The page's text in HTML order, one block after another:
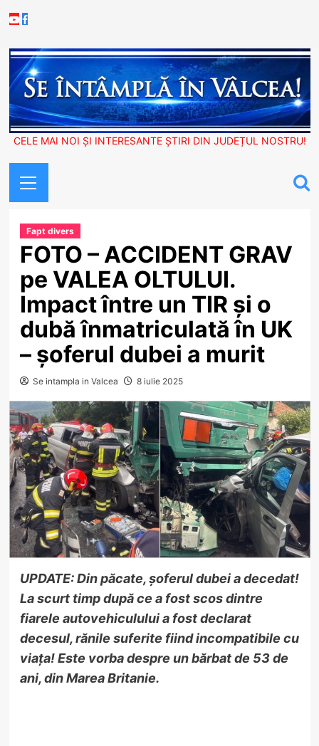
to
Youtube
Facebook
CELE MAI NOI ȘI INTERESANTE ȘTIRI DIN JUDEȚUL NOSTRU!
Menu
Fapt divers
FOTO – ACCIDENT GRAV
pe VALEA OLTULUI.
Impact între un TIR și o
dubă înmatriculată în UK
– șoferul dubei a murit
Se intampla in Valcea 8 iulie 2025
UPDATE: Din păcate, șoferul dubei adecedat!
La scurt timp după ce a fost scos dintre
fiarele autovehiculului a fost declarat
decesul, rănile suferite fiind incompatibile cu
viața!Este vorba despre un bărbat de 53 de
ani, din Marea Britanie.